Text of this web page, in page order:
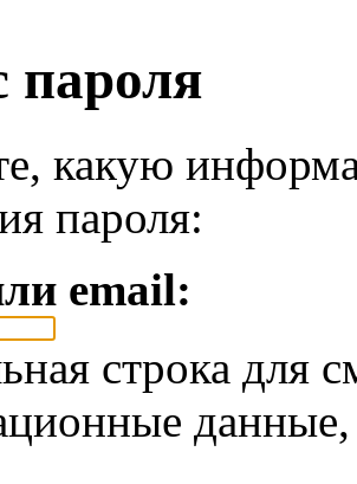
пароля
какую
пароля:
email:
строка для